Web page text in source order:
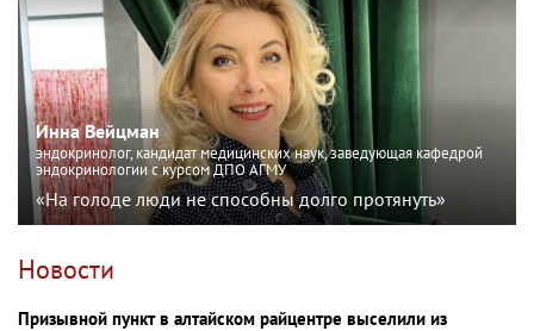
Инна Вейцман
эндокринолог, кандидат медицинских наук, заведующая кафедрой
эндокринологии с курсом ДПО АГМУ
«На голоде люди не способны долго протянуть»
Новости
Призывной пункт в алтайском райцентре выселили из